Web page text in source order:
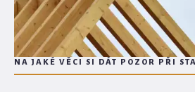
NA JAKÉ VĚCI SI DÁT POZOR PŘI